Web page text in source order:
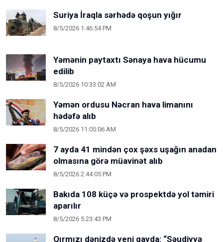
Suriya İraqla sərhədə qoşun yığır
8/5/2026 1:46:54 PM
Yəmənin paytaxtı Sənaya hava hücumu
edilib
8/5/2026 10:33:02 AM
Yəmən ordusu Nəcran hava limanını
hədəfə alıb
8/5/2026 11:05:06 AM
7 ayda 41 mindən çox şəxs uşağın anadan
olmasına görə müavinət alıb
8/5/2026 2:44:05 PM
Bakıda 108 küçə və prospektdə yol təmiri
aparılır
8/5/2026 5:23:43 PM
Qırmızı dənizdə yeni qayda: “Səudiyyə